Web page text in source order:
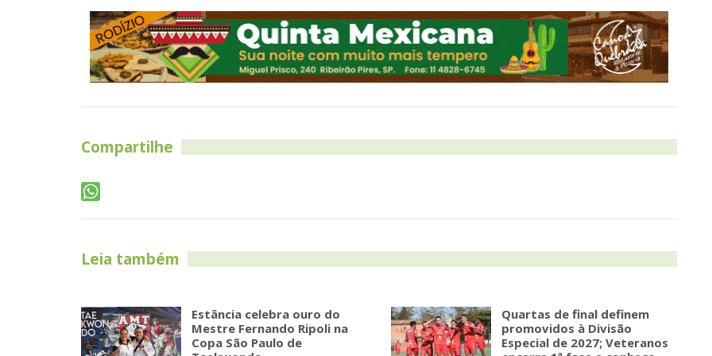
Compartilhe
Leia também
Estância celebra ouro do
Mestre Fernando Ripoli na
Copa São Paulo de
Quartas de final definem
promovidos à Divisão
Especial de 2027; Veteranos